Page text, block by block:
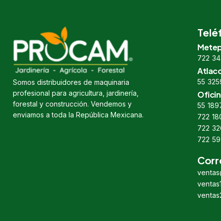
Somos distribuidores de maquinaria
profesional para agricultura, jardinería,
forestal y construcción. Vendemos y
enviamos a toda la República Mexicana.
722
55
55
722
722
722